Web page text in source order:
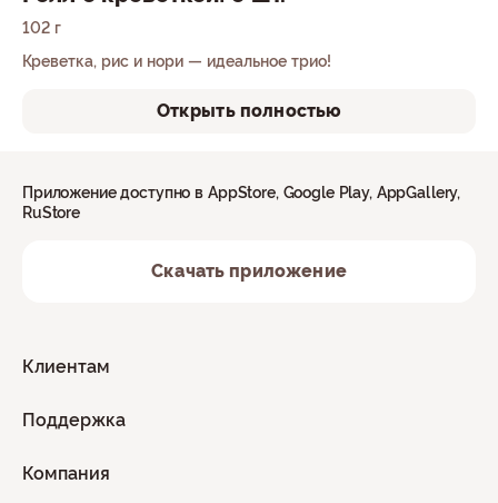
102 г
Креветка, рис и нори — идеальное трио!
Открыть полностью
Клиентам
Поддержка
Компания
Приложение доступно в AppStore, Google Play, AppGallery,
RuStore
Скачать приложение